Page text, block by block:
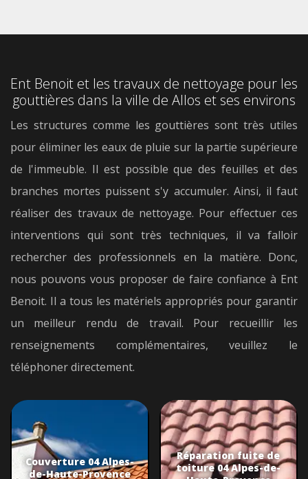
Ent Benoit et les travaux de nettoyage pour les
gouttières dans la ville de Allos et ses environs
Les structures comme les gouttières sont très utiles
pour éliminer les eaux de pluie sur la partie supérieure
de l'immeuble. Il est possible que des feuilles et des
branches mortes puissent s'y accumuler. Ainsi, il faut
réaliser des travaux de nettoyage. Pour effectuer ces
interventions qui sont très techniques, il va falloir
rechercher des professionnels en la matière. Donc,
nous pouvons vous proposer de faire confiance à Ent
Benoit. Il a tous les matériels appropriés pour garantir
un meilleur rendu de travail. Pour recueillir les
renseignements complémentaires, veuillez le
téléphoner directement.
Couverture 04 Alpes-
de-Haute-Provence
Réparation fuite de
toiture 04 Alpes-de-